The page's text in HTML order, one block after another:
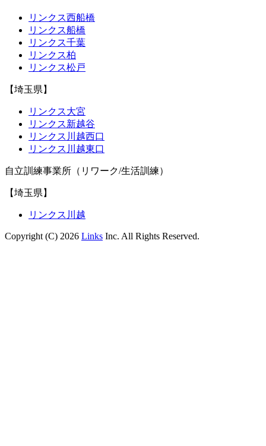
リンクス西船橋
リンクス船橋
リンクス千葉
リンクス柏
リンクス松戸
【埼玉県】
リンクス大宮
リンクス新越谷
リンクス川越西口
リンクス川越東口
自立訓練事業所（リワーク/生活訓練）
【埼玉県】
リンクス川越
Copyright (C) 2026 Links Inc. All Rights Reserved.